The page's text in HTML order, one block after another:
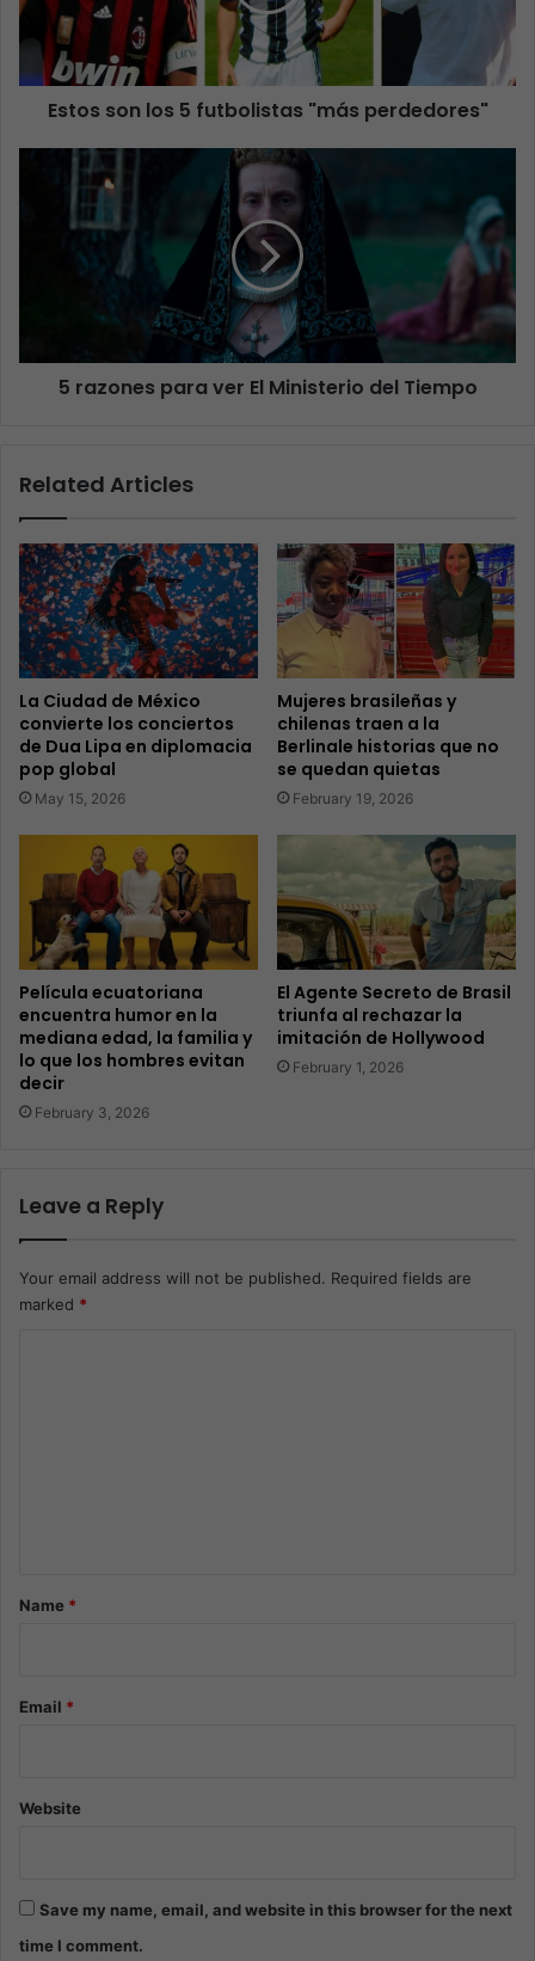
Estos son los 5 futbolistas "más perdedores"
5 razones para ver El Ministerio del Tiempo
Related Articles
La Ciudad de México
convierte los conciertos
de Dua Lipa en diplomacia
pop global
May 15, 2026
Mujeres brasileñas y
chilenas traen a la
Berlinale historias que no
se quedan quietas
February 19, 2026
Película ecuatoriana
encuentra humor en la
mediana edad, la familia y
lo que los hombres evitan
decir
February 3, 2026
El Agente Secreto de Brasil
triunfa al rechazar la
imitación de Hollywood
February 1, 2026
Leave a Reply
Your email address will not be published. Required fields are
marked *
*Name *
Email *
Website
Save my name, email, and website in this browser for the next
time I comment.